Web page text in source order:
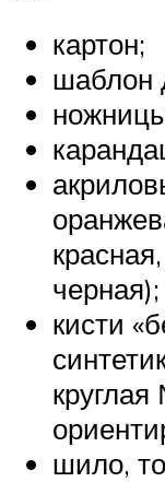
картон;
шаблон
черная);
кисти
шило,